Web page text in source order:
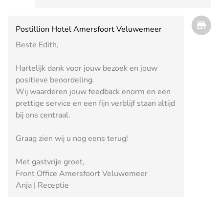
Postillion Hotel Amersfoort Veluwemeer
Beste Edith,
Hartelijk dank voor jouw bezoek en jouw
positieve beoordeling.
Wij waarderen jouw feedback enorm en een
prettige service en een fijn verblijf staan altijd
bij ons centraal.
Graag zien wij u nog eens terug!
Met gastvrije groet,
Front Office Amersfoort Veluwemeer
Anja | Receptie